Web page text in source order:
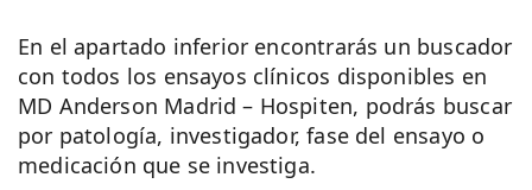
En el apartado inferior encontrarás un buscador
con todos los ensayos clínicos disponibles en
MD Anderson Madrid – Hospiten, podrás buscar
por patología, investigador, fase del ensayo o
medicación que se investiga.